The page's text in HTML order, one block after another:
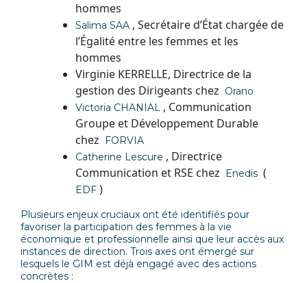
hommes
Salima SAA , Secrétaire d’État chargée de
l’Égalité entre les femmes et les
hommes
Virginie KERRELLE, Directrice de la
gestion des Dirigeants chez Orano
Victoria CHANIAL , Communication
Groupe et Développement Durable
chez FORVIA
Catherine Lescure , Directrice
Communication et RSE chez Enedis (
EDF )
Plusieurs enjeux cruciaux ont été identifiés pour
favoriser la participation des femmes à la vie
économique et professionnelle ainsi que leur accès aux
instances de direction. Trois axes ont émergé sur
lesquels le GIM est déjà engagé avec des actions
concrètes :